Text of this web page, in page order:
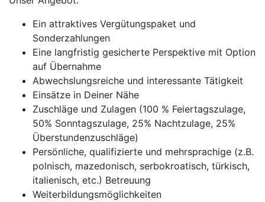
Ein attraktives Vergütungspaket und
Sonderzahlungen
Eine langfristig gesicherte Perspektive mit Option
auf Übernahme
Abwechslungsreiche und interessante Tätigkeit
Einsätze in Deiner Nähe
Zuschläge und Zulagen (100 % Feiertagszulage,
50% Sonntagszulage, 25% Nachtzulage, 25%
Überstundenzuschläge)
Persönliche, qualifizierte und mehrsprachige (z.B.
polnisch, mazedonisch, serbokroatisch, türkisch,
italienisch, etc.) Betreuung
Weiterbildungsmöglichkeiten